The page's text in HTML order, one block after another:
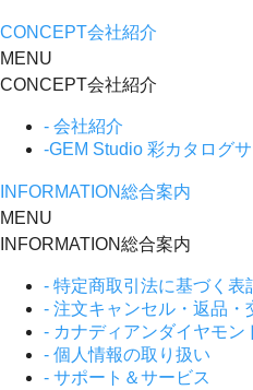
CONCEPT会社紹介
MENU
CONCEPT会社紹介
- 会社紹介
-GEM Studio 彩カタログサ
INFORMATION総合案内
MENU
INFORMATION総合案内
- 特定商取引法に基づく表
- 注文キャンセル・返品・
- カナディアンダイヤモン
- 個人情報の取り扱い
- サポート＆サービス